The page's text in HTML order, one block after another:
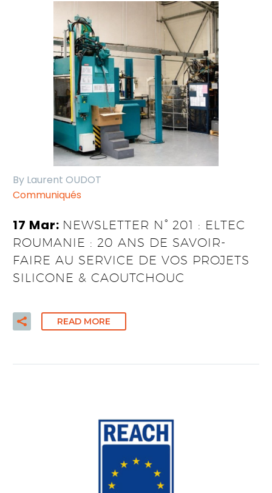
By Laurent OUDOT
Communiqués
17 Mar: NEWSLETTER N° 201 : ELTEC
ROUMANIE : 20 ANS DE SAVOIR-
FAIRE AU SERVICE DE VOS PROJETS
SILICONE & CAOUTCHOUC
READ MORE